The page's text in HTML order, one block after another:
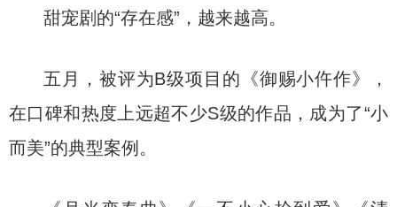
甜宠剧的“存在感”，越来越高。
五月，被评为B级项目的《御赐小仵作》，
在口碑和热度上远超不少S级的作品，成为了“小
而美”的典型案例。